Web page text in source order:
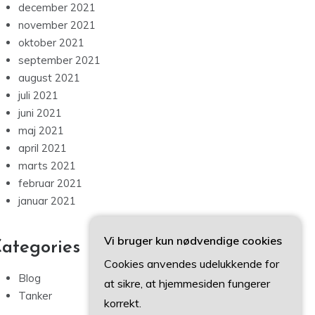
december 2021
november 2021
oktober 2021
september 2021
august 2021
juli 2021
juni 2021
maj 2021
april 2021
marts 2021
februar 2021
januar 2021
Blog
Tanker
Vi bruger kun nødvendige cookies
Cookies anvendes udelukkende for
at sikre, at hjemmesiden fungerer
korrekt.